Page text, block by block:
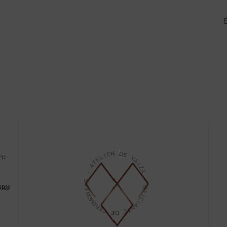
ATELIE R D E
YA
I
Z
A
-
O
F
I
C
I
A
N
E
D
E
C
E
R
E
M
O
N
I
A
S
-